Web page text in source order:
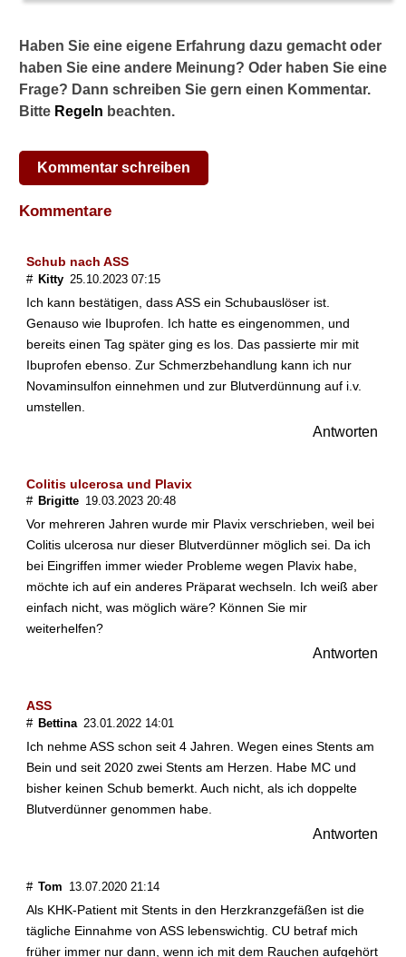
Haben Sie eine eigene Erfahrung dazu gemacht oder
haben Sie eine andere Meinung? Oder haben Sie eine
Frage? Dann schreiben Sie gern einen Kommentar.
Bitte Regeln beachten.
Kommentar schreiben
Kommentare
Schub nach ASS
# Kitty 25.10.2023 07:15
Ich kann bestätigen, dass ASS ein Schubauslöser ist.
Genauso wie Ibuprofen. Ich hatte es eingenommen, und
bereits einen Tag später ging es los. Das passierte mir mit
Ibuprofen ebenso. Zur Schmerzbehandlung kann ich nur
Novaminsulfon einnehmen und zur Blutverdünnung auf i.v.
umstellen.
Antworten
Colitis ulcerosa und Plavix
# Brigitte 19.03.2023 20:48
Vor mehreren Jahren wurde mir Plavix verschrieben, weil bei
Colitis ulcerosa nur dieser Blutverdünner möglich sei. Da ich
bei Eingriffen immer wieder Probleme wegen Plavix habe,
möchte ich auf ein anderes Präparat wechseln. Ich weiß aber
einfach nicht, was möglich wäre? Können Sie mir
weiterhelfen?
Antworten
ASS
# Bettina 23.01.2022 14:01
Ich nehme ASS schon seit 4 Jahren. Wegen eines Stents am
Bein und seit 2020 zwei Stents am Herzen. Habe MC und
bisher keinen Schub bemerkt. Auch nicht, als ich doppelte
Blutverdünner genommen habe.
Antworten
# Tom 13.07.2020 21:14
Als KHK-Patient mit Stents in den Herzkranzgefäßen ist die
tägliche Einnahme von ASS lebenswichtig. CU betraf mich
früher immer nur dann, wenn ich mit dem Rauchen aufgehört
Colitis ulcerosa
Bromelain gegen Colitis
ulcerosa
ulcerosa
Folgeerkrankungen
Alltag mit Colitis ulcerosa
Symptome
Ernährung
Naturstoffe bei Colitis
Verwandte Beiträge
W
a
s
p
r
i
e
g
n
d
i
n
h